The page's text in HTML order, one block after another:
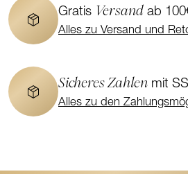
Gratis Versand ab
Alles zu Versand und
Sicheres Zahlen mit
Alles zu den